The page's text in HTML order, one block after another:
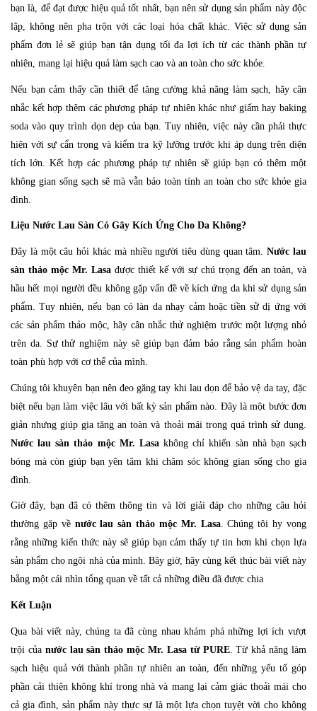
bạn là, để đạt được hiệu quả tốt nhất, bạn nên sử dụng sản phẩm này độc
lập, không nên pha trộn với các loại hóa chất khác. Việc sử dụng sản
phẩm đơn lẻ sẽ giúp bạn tận dụng tối đa lợi ích từ các thành phần tự
nhiên, mang lại hiệu quả làm sạch cao và an toàn cho sức khỏe.
Nếu bạn cảm thấy cần thiết để tăng cường khả năng làm sạch, hãy cân
nhắc kết hợp thêm các phương pháp tự nhiên khác như giấm hay baking
soda vào quy trình dọn dẹp của bạn. Tuy nhiên, việc này cần phải thực
hiện với sự cẩn trọng và kiểm tra kỹ lưỡng trước khi áp dụng trên diện
tích lớn. Kết hợp các phương pháp tự nhiên sẽ giúp bạn có thêm một
không gian sống sạch sẽ mà vẫn bảo toàn tính an toàn cho sức khỏe gia
đình.
Liệu Nước Lau Sàn Có Gây Kích Ứng Cho Da Không?
Đây là một câu hỏi khác mà nhiều người tiêu dùng quan tâm.Nước lau
sàn thảo mộc Mr. Lasa được thiết kế với sự chú trọng đến an toàn, và
hầu hết mọi người đều không gặp vấn đề về kích ứng da khi sử dụng sản
phẩm. Tuy nhiên, nếu bạn có làn da nhạy cảm hoặc tiền sử dị ứng với
các sản phẩm thảo mộc, hãy cân nhắc thử nghiệm trước một lượng nhỏ
trên da. Sự thử nghiệm này sẽ giúp bạn đảm bảo rằng sản phẩm hoàn
toàn phù hợp với cơ thể của mình.
Chúng tôi khuyên bạn nên đeo găng tay khi lau dọn để bảo vệ da tay, đặc
biệt nếu bạn làm việc lâu với bất kỳ sản phẩm nào. Đây là một bước đơn
giản nhưng giúp gia tăng an toàn và thoải mái trong quá trình sử dụng.
Nước lau sàn thảo mộc Mr. Lasakhông chỉ khiến sàn nhà bạn sạch
bóng mà còn giúp bạn yên tâm khi chăm sóc không gian sống cho gia
đình.
Giờ đây, bạn đã có thêm thông tin và lời giải đáp cho những câu hỏi
thường gặp về nước lau sàn thảo mộc Mr. Lasa. Chúng tôi hy vọng
rằng những kiến thức này sẽ giúp bạn cảm thấy tự tin hơn khi chọn lựa
sản phẩm cho ngôi nhà của mình. Bây giờ, hãy cùng kết thúc bài viết này
bằng một cái nhìn tổng quan về tất cả những điều đã được chia
Kết Luận
Qua bài viết này, chúng ta đã cùng nhau khám phá những lợi ích vượt
trội củanước lau sàn thảo mộc Mr. Lasa từ PURE. Từ khả năng làm
sạch hiệu quả với thành phần tự nhiên an toàn, đến những yếu tố góp
phần cải thiện không khí trong nhà và mang lại cảm giác thoải mái cho
cả gia đình, sản phẩm này thực sự là một lựa chọn tuyệt vời cho không